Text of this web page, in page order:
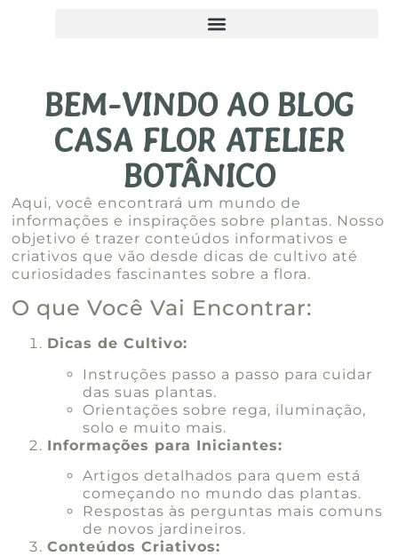
BEM-VINDO AO BLOG
CASA FLOR ATELIER
BOTÂNICO
Aqui, você encontrará um mundo de
informações e inspirações sobre plantas. Nosso
objetivo é trazer conteúdos informativos e
criativos que vão desde dicas de cultivo até
curiosidades fascinantes sobre a flora.
O que Você Vai Encontrar:
Dicas de Cultivo:
Instruções passo a passo para cuidar
das suas plantas.
Orientações sobre rega, iluminação,
solo e muito mais.
Informações para Iniciantes:
Artigos detalhados para quem está
começando no mundo das plantas.
Respostas às perguntas mais comuns
de novos jardineiros.
Conteúdos Criativos: